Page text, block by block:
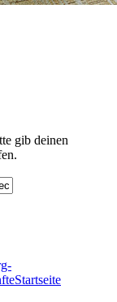
gib deinen
Startseite